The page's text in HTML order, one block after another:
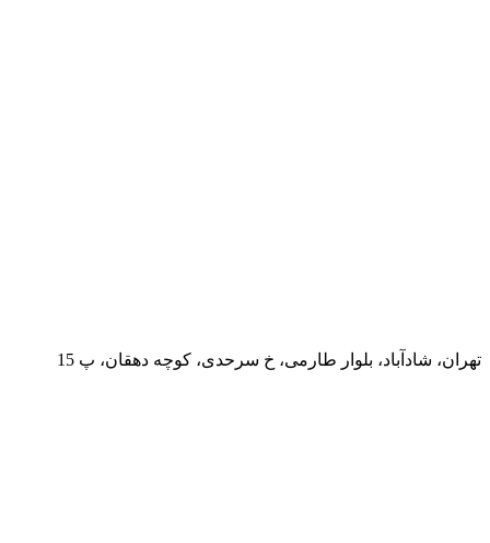
تهران، شادآباد، بلوار طارمی، خ سرحدی، کوچه دهقان، پ 15